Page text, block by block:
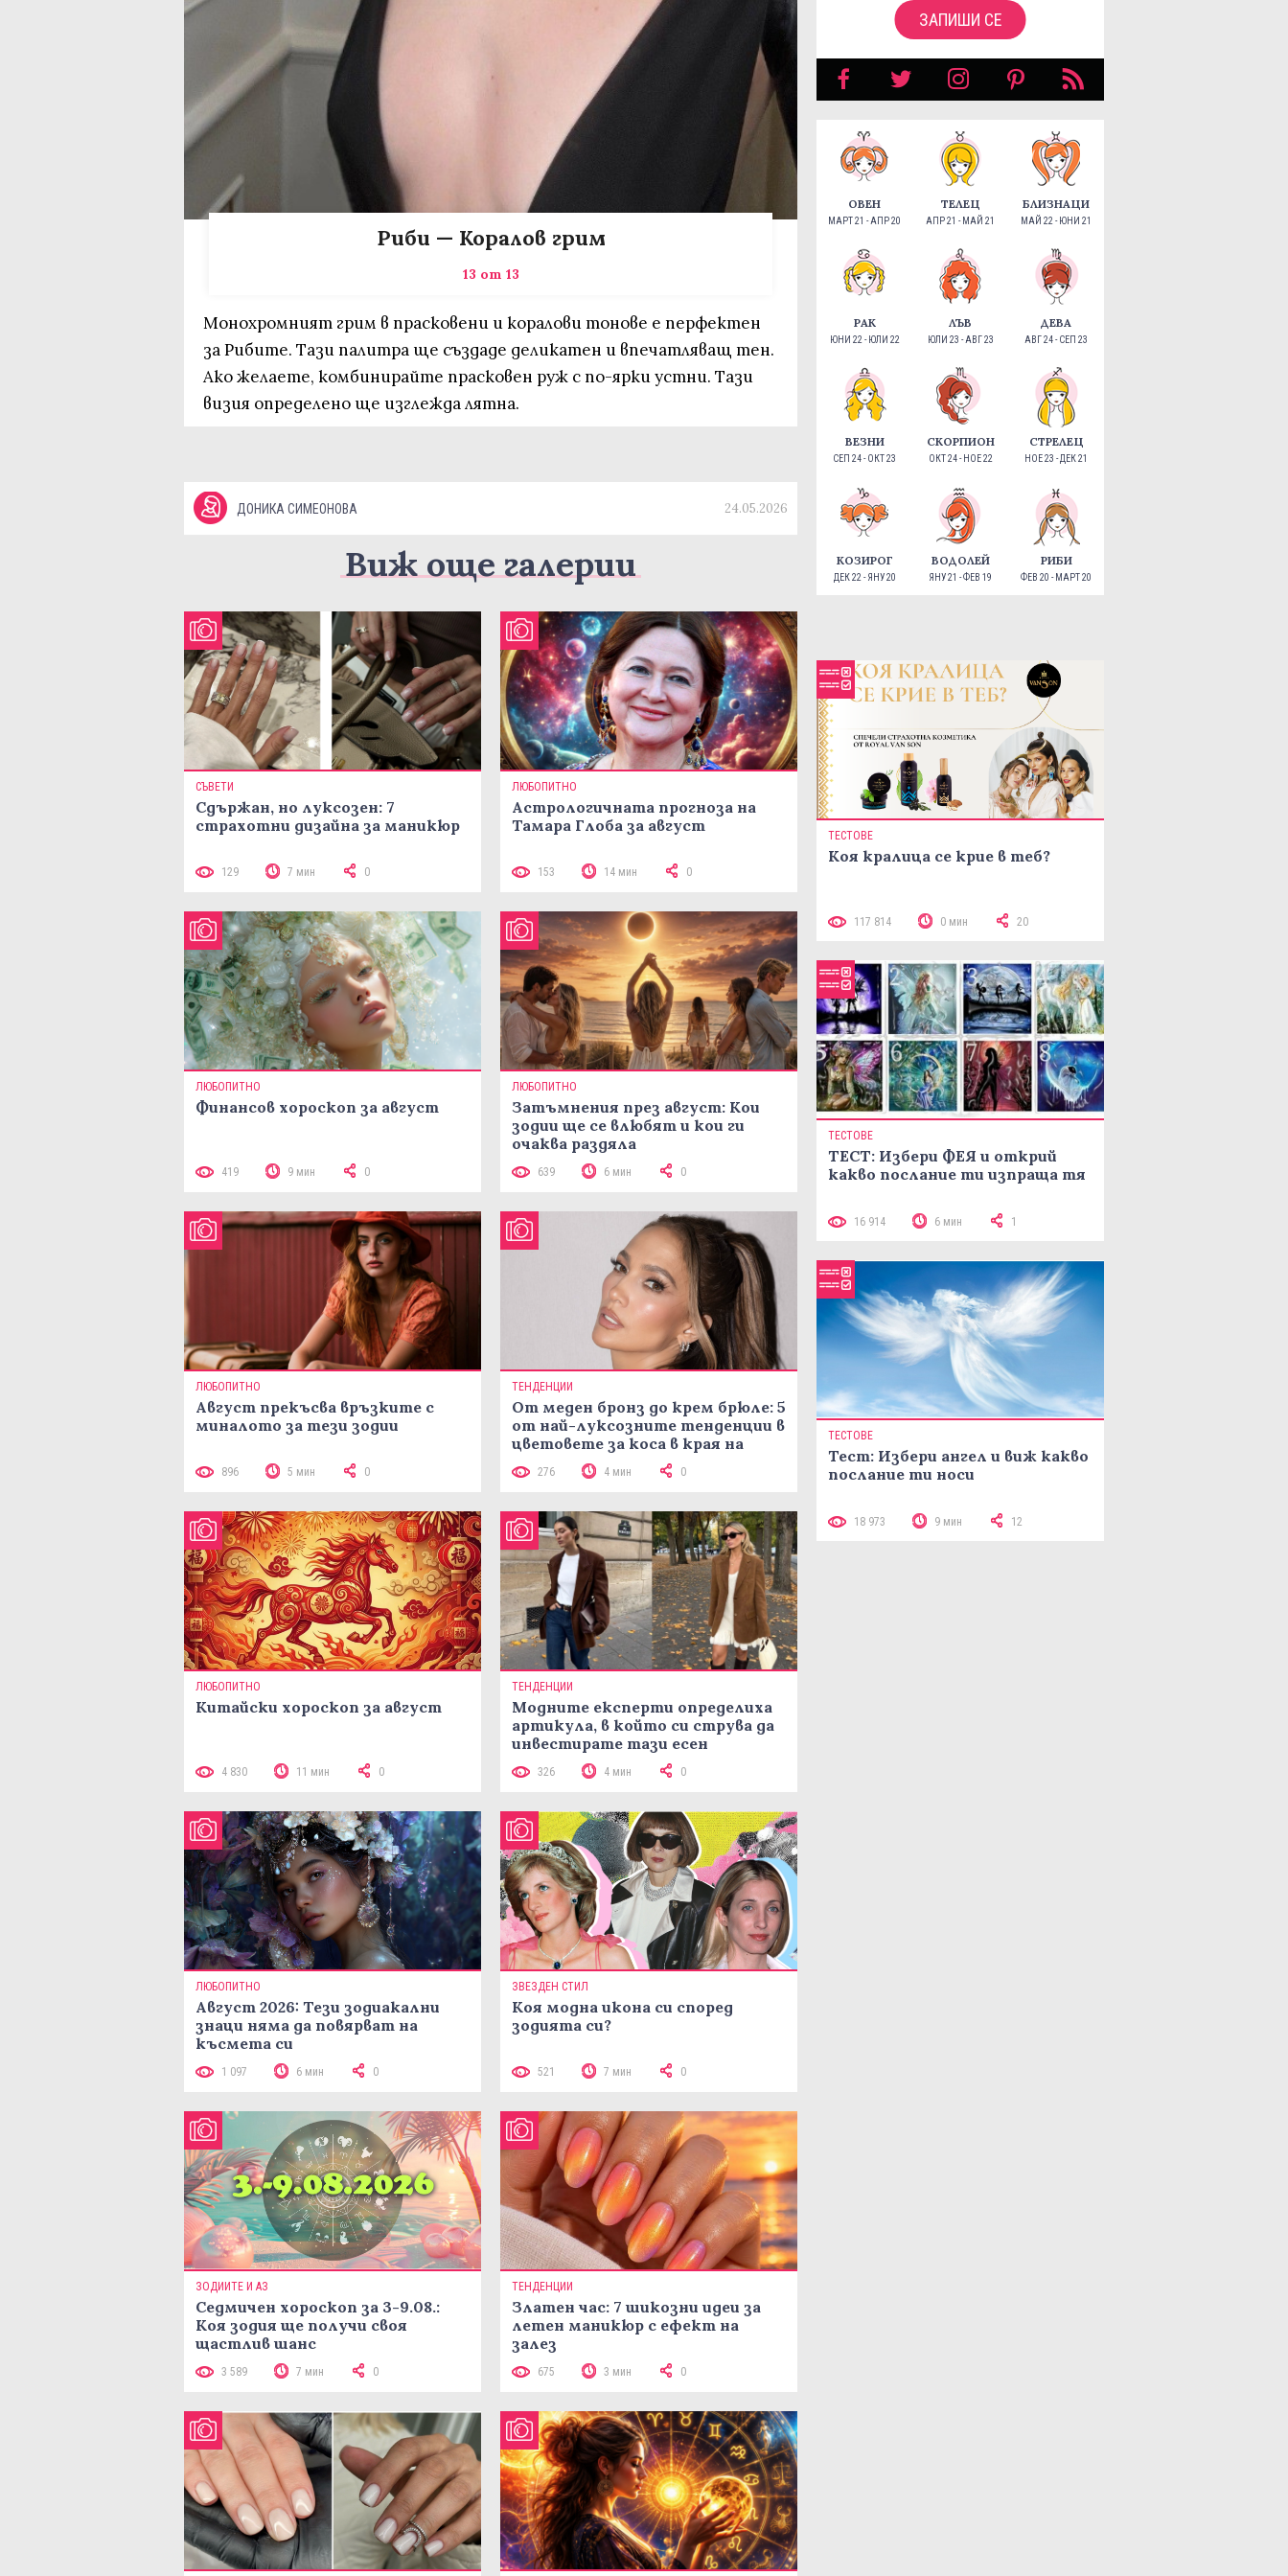
Риби — Коралов грим
13 от 13
Монохромният грим в прасковени и коралови тонове е перфектен
за Рибите. Тази палитра ще създаде деликатен и впечатляващ тен.
Ако желаете, комбинирайте прасковен руж с по-ярки устни. Тази
визия определено ще изглежда лятна.
ДОНИКА СИМЕОНОВА 24.05.2026
Виж още галерии
СЪВЕТИ
Сдържан, но луксозен: 7
страхотни дизайна за маникюр
129 7 мин 0
ЛЮБОПИТНО
Астрологичната прогноза на
Тамара Глоба за август
153 14 мин 0
ЛЮБОПИТНО
Финансов хороскоп за август
419 9 мин 0
ЛЮБОПИТНО
Затъмнения през август: Кои
зодии ще се влюбят и кои ги
очаква раздяла
639 6 мин 0
ЛЮБОПИТНО
Август прекъсва връзките с
миналото за тези зодии
896 5 мин 0
ТЕНДЕНЦИИ
От меден бронз до крем брюле: 5
от най-луксозните тенденции в
цветовете за коса в края на
276 4 мин 0
ЛЮБОПИТНО
Китайски хороскоп за август
4 830 11 мин 0
ТЕНДЕНЦИИ
Модните експерти определиха
артикула, в който си струва да
инвестирате тази есен
326 4 мин 0
ЛЮБОПИТНО
Август 2026: Тези зодиакални
знаци няма да повярват на
късмета си
1 097 6 мин 0
ЗВЕЗДЕН СТИЛ
Коя модна икона си според
зодията си?
521 7 мин 0
ЗОДИИТЕ И АЗ
Седмичен хороскоп за 3-9.08.:
Коя зодия ще получи своя
щастлив шанс
3 589 7 мин 0
ТЕНДЕНЦИИ
Златен час: 7 шикозни идеи за
летен маникюр с ефект на
залез
675 3 мин 0
ЗАПИШИ СЕ
ОВЕН
МАРТ 21 - АПР 20
ТЕЛЕЦ
АПР 21 - МАЙ 21
БЛИЗНАЦИ
МАЙ 22 - ЮНИ 21
РАК
ЮНИ 22 - ЮЛИ 22
ЛЪВ
ЮЛИ 23 - АВГ 23
ДЕВА
АВГ 24 - СЕП 23
ВЕЗНИ
СЕП 24 - ОКТ 23
СКОРПИОН
ОКТ 24 - НОЕ 22
СТРЕЛЕЦ
НОЕ 23 - ДЕК 21
КОЗИРОГ
ДЕК 22 - ЯНУ 20
ВОДОЛЕЙ
ЯНУ 21 - ФЕВ 19
РИБИ
ФЕВ 20 - МАРТ 20
ТЕСТОВЕ
Коя кралица се крие в теб?
117 814 0 мин 20
ТЕСТОВЕ
ТЕСТ: Избери ФЕЯ и открий
какво послание ти изпраща тя
16 914 6 мин 1
ТЕСТОВЕ
Тест: Избери ангел и виж какво
послание ти носи
18 973 9 мин 12